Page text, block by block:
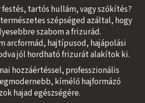
festés, tartós hullám, vagy szőkítés?
szépséged azáltal, hogy
szabom a frizurád.
arcformád, hajtípusod, hajápolási
jól hordható frizurát alakítok ki.
hozzáértéssel, professzionális
kímélő hajformázó
hajad egészségére.